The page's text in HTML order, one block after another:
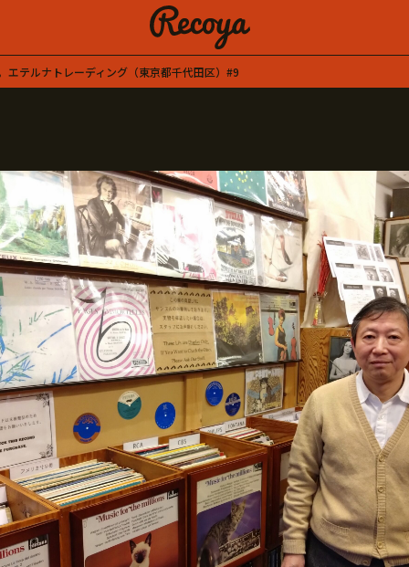
エテルナトレーディング（東京都千代田区）#9